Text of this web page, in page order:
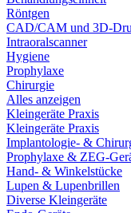
Röntgen
CAD/CAM und 3D-
Intraoralscanner
Hygiene
Prophylaxe
Chirurgie
Alles anzeigen
Kleingeräte Praxis
Kleingeräte Praxis
Implantologie- &
Prophylaxe & ZEG-
Hand- & Winkelstücke
Lupen & Lupenbrillen
Diverse Kleingeräte